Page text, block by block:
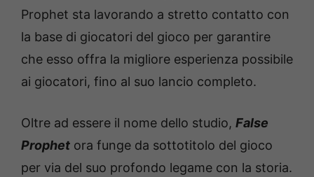
Prophet sta lavorando a stretto contatto con
la base di giocatori del gioco per garantire
che esso offra la migliore esperienza possibile
ai giocatori, fino al suo lancio completo.
Oltre ad essere il nome dello studio, False
Prophet ora funge da sottotitolo del gioco
per via del suo profondo legame con la storia.